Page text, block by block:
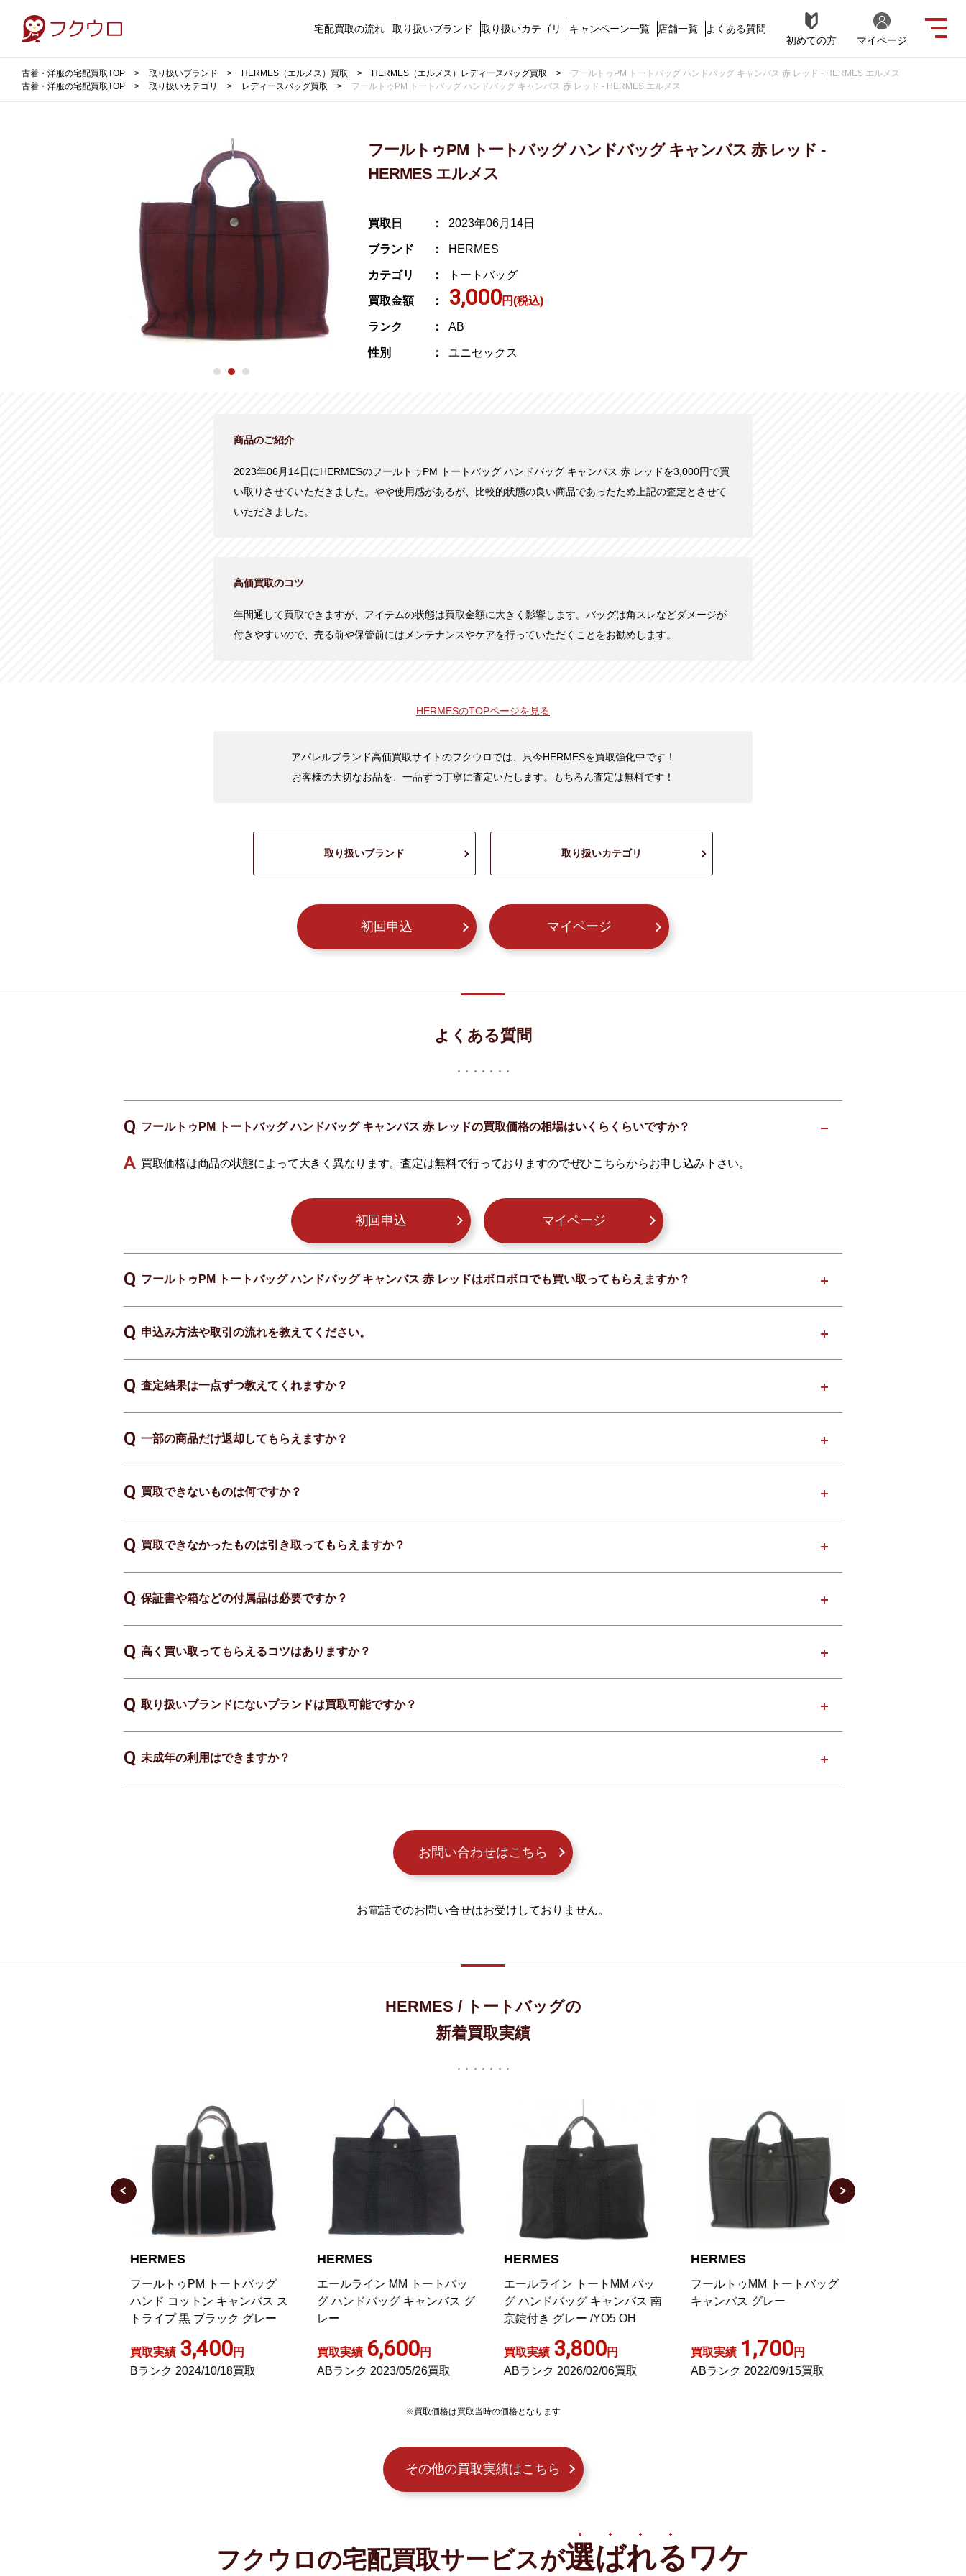
宅配買取の流れ 取り扱いブランド 取り扱いカテゴリ キャンペーン一覧 店舗一覧
よくある質問
初めての方
マイページ
古着・洋服の宅配買取TOP 取り扱いブランド HERMES（エルメス）買取 HERMES（エルメス）レディースバッグ買取
フールトゥPM トートバッグ ハンドバッグ キャンバス 赤 レッド - HERMES エルメス
古着・洋服の宅配買取TOP
取り扱いカテゴリ レディースバッグ買取 フールトゥPM トートバッグ ハンドバッグ キャンバス 赤 レッド - HERMES エルメス
フールトゥPM トートバッグ ハンドバッグ キャンバス 赤 レッド -
HERMES エルメス
買取日 2023年06月14日
ブランド HERMES
カテゴリ トートバッグ
買取金額 3,000円(税込)
ランク AB
性別 ユニセックス
商品のご紹介
2023年06月14日にHERMESのフールトゥPM トートバッグ ハンドバッグ キャンバス 赤 レッドを3,000円で買
い取りさせていただきました。やや使用感があるが、比較的状態の良い商品であったため上記の査定とさせて
いただきました。
高価買取のコツ
年間通して買取できますが、アイテムの状態は買取金額に大きく影響します。バッグは角スレなどダメージが
付きやすいので、売る前や保管前にはメンテナンスやケアを行っていただくことをお勧めします。
HERMESのTOPページを見る
アパレルブランド高価買取サイトのフクウロでは、只今HERMESを買取強化中です！
お客様の大切なお品を、一品ずつ丁寧に査定いたします。もちろん査定は無料です！
取り扱いブランド 取り扱いカテゴリ
初回申込 マイページ
よくある質問
フールトゥPM トートバッグ ハンドバッグ キャンバス 赤 レッドの買取価格の相場はいくらくらいですか？
買取価格は商品の状態によって大きく異なります。査定は無料で行っておりますのでぜひこちらからお申し込み下さい。
初回申込 マイページ
フールトゥPM トートバッグ ハンドバッグ キャンバス 赤 レッドはボロボロでも買い取ってもらえますか？
申込み方法や取引の流れを教えてください。
査定結果は一点ずつ教えてくれますか？
一部の商品だけ返却してもらえますか？
買取できないものは何ですか？
買取できなかったものは引き取ってもらえますか？
保証書や箱などの付属品は必要ですか？
高く買い取ってもらえるコツはありますか？
取り扱いブランドにないブランドは買取可能ですか？
未成年の利用はできますか？
お問い合わせはこちら
お電話でのお問い合せはお受けしておりません。
HERMES / トートバッグの
新着買取実績
HERMES
フールトゥPM トートバッグ
ハンド コットン キャンバス ス
トライプ 黒 ブラック グレー
買取実績 3,400円
Bランク 2024/10/18買取
HERMES
エールライン MM トートバッ
グ ハンドバッグ キャンバス グ
レー
買取実績 6,600円
ABランク 2023/05/26買取
HERMES
エールライン トートMM バッ
グ ハンドバッグ キャンバス 南
京錠付き グレー /YO5 OH
買取実績 3,800円
ABランク 2026/02/06買取
HERMES
フールトゥMM トートバッグ
キャンバス グレー
買取実績 1,700円
ABランク 2022/09/15買取
※買取価格は買取当時の価格となります
その他の買取実績はこちら
フクウロの宅配買取サービスが選ばれるワケ